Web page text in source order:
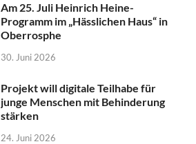
Am 25. Juli Heinrich Heine-
Programm im „Hässlichen Haus“ in
Oberrosphe
30. Juni 2026
Projekt will digitale Teilhabe für
junge Menschen mit Behinderung
stärken
24. Juni 2026